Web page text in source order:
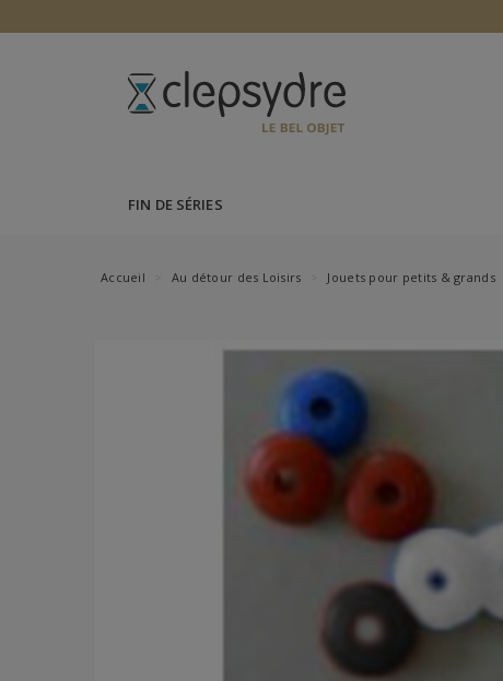
FIN DE SÉRIES
Accueil Au détour des Loisirs Jouets pour petits & grands